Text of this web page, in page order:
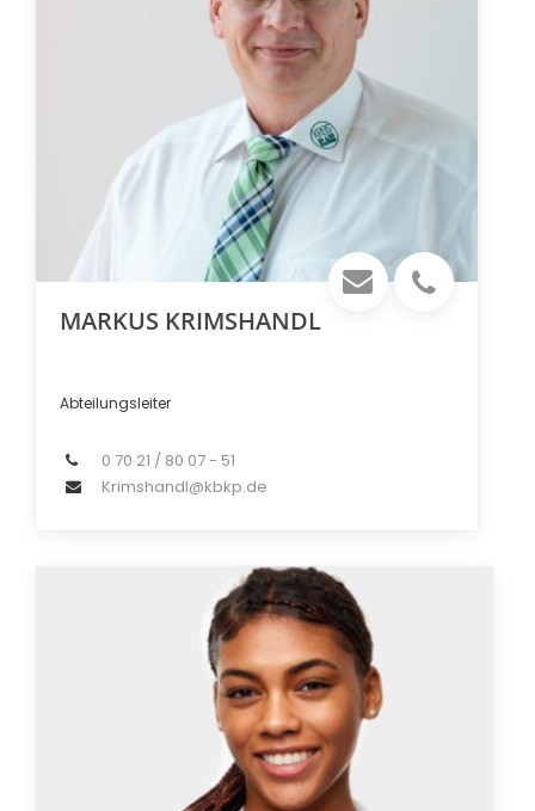
MARKUS KRIMSHANDL
Abteilungsleiter
0 70 21 / 80 07 - 51
Krimshandl@kbkp.de